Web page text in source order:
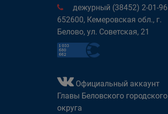
дежурный (38452) 2-01-96
652600, Кемеровская обл., г.
Белово, ул. Советская, 21
Официальный аккаунт
Главы Беловского городского
округа